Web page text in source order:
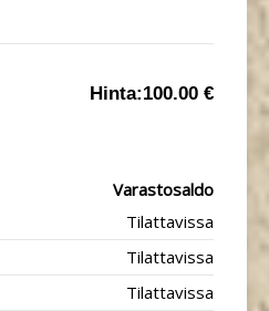
Hinta:100.00 €
Varastosaldo
Tilattavissa
Tilattavissa
Tilattavissa